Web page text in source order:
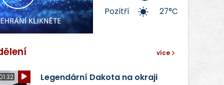
video
Pozítří
27°C
více
Legendární Dakota na okraji